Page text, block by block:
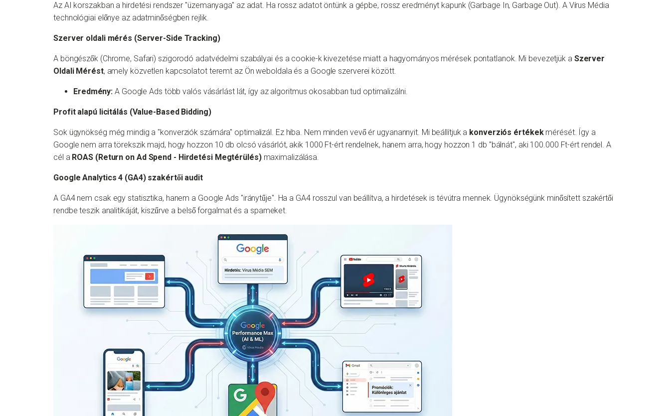
Az AI korszakban a hirdetési rendszer "üzemanyaga" az adat. Ha rossz adatot öntünk a gépbe, rossz eredményt kapunk (Garbage In, Garbage Out). A Vírus Média
technológiai előnye az adatminőségben rejlik.
Szerver oldali mérés (Server-Side Tracking)
A böngészők (Chrome, Safari) szigorodó adatvédelmi szabályai és a cookie-k kivezetése miatt a hagyományos mérések pontatlanok. Mi bevezetjük a Szerver
Oldali Mérést, amely közvetlen kapcsolatot teremt az Ön weboldala és a Google szerverei között.
Eredmény: A Google Ads több valós vásárlást lát, így az algoritmus okosabban tud optimalizálni.
Profit alapú licitálás (Value-Based Bidding)
Sok ügynökség még mindig a "konverziók számára" optimalizál. Ez hiba. Nem minden vevő ér ugyanannyit. Mi beállítjuk a konverziós értékekmérését. Így a
Google nem arra törekszik majd, hogy hozzon 10 db olcsó vásárlót, akik 1000 Ft-ért rendelnek, hanem arra, hogy hozzon 1 db "bálnát", aki 100.000 Ft-ért rendel. A
cél a ROAS (Return on Ad Spend - Hirdetési Megtérülés)maximalizálása.
Google Analytics 4 (GA4) szakértői audit
A GA4 nem csak egy statisztika, hanem a Google Ads "iránytűje". Ha a GA4 rosszul van beállítva, a hirdetések is tévútra mennek. Ügynökségünk minősített szakértői
rendbe teszik analitikáját, kiszűrve a belső forgalmat és a spameket.